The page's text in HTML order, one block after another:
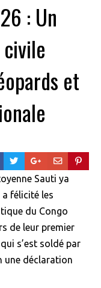
: Un
et
Sauti ya
a félicité les
du Congo
de leur premier
s’est soldé par
une déclaration